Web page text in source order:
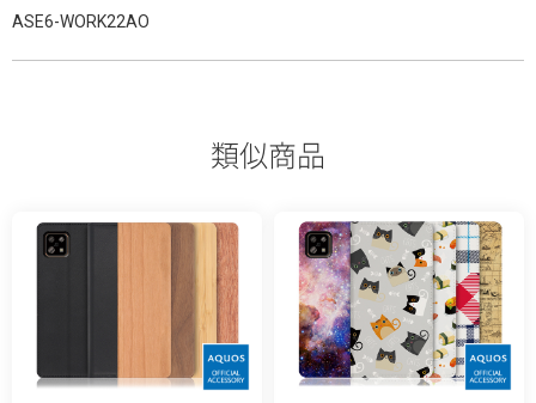
ASE6-WORK22AO
類似商品